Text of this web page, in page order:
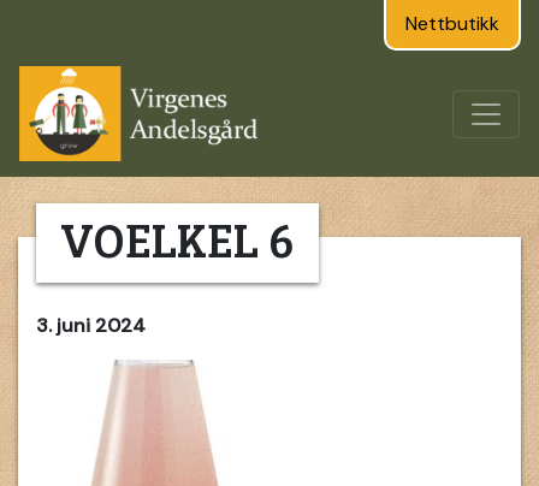
Nettbutikk
VOELKEL 6
3. juni 2024